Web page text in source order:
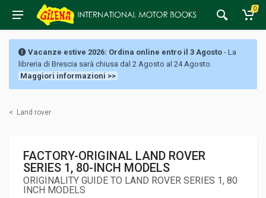
0
Vacanze estive 2026: Ordina online entro il 3 Agosto - La
libreria di Brescia sarà chiusa dal 2 Agosto al 24 Agosto.
Maggiori informazioni >>
< Land rover
FACTORY-ORIGINAL LAND ROVER
SERIES 1, 80-INCH MODELS
ORIGINALITY GUIDE TO LAND ROVER SERIES 1, 80
INCH MODELS